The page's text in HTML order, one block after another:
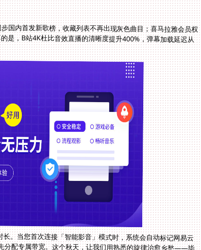
国内首发新歌榜，收藏列表不再出现灰色曲目；喜马拉雅会员权
是，B站4K杜比音效直播的清晰度提升400%，弹幕加载延迟从
。当您首次连接「智能影音」模式时，系统会自动标记网易云
分配专属带宽。这个秋天，让我们用熟悉的旋律治愈乡愁——毕